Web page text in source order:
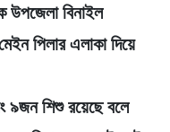
উপজেলা বিনাইল
পিলার এলাকা দিয়ে
শিশু রয়েছে বলে